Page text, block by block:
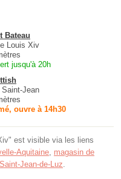
Bateau
Louis Xiv
jusqu'à 20h
Saint-Jean
ouvre à 14h30
est visible via les liens
Aquitaine
magasin de
Jean-de-Luz